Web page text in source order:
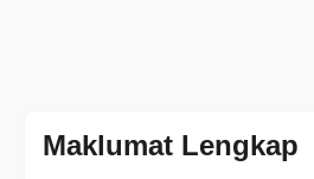
Maklumat Lengkap